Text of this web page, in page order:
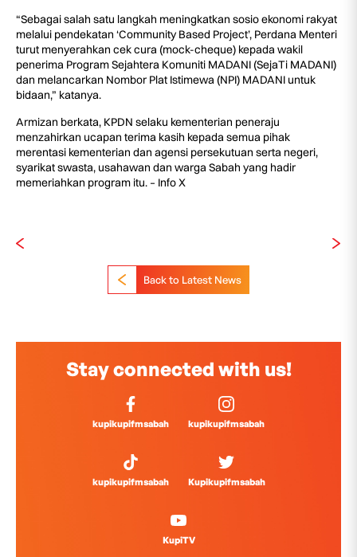
“Sebagai salah satu langkah meningkatkan sosio ekonomi rakyat
melalui pendekatan ‘Community Based Project’, Perdana Menteri
turut menyerahkan cek cura (mock-cheque) kepada wakil
penerima Program Sejahtera Komuniti MADANI (SejaTi MADANI)
dan melancarkan Nombor Plat Istimewa (NPI) MADANI untuk
bidaan,” katanya.
Armizan berkata, KPDN selaku kementerian peneraju
menzahirkan ucapan terima kasih kepada semua pihak
merentasi kementerian dan agensi persekutuan serta negeri,
syarikat swasta, usahawan dan warga Sabah yang hadir
memeriahkan program itu. – Info X
Back to Latest News
Stay connected with us!
kupikupifmsabah kupikupifmsabah
kupikupifmsabah Kupikupifmsabah
KupiTV